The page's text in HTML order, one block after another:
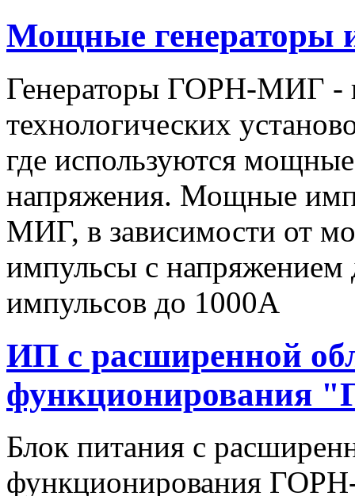
Мощные
Генераторы ГОРН-МИГ -
технологических
где используются
напряжения. Мощные
МИГ, в зависимости от
импульсы c
импульсов до 1000А
ИП с расширенной
функционирования
Блок питания с
функционирования